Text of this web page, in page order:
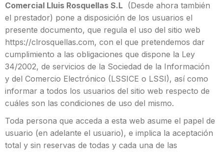
Comercial Lluis Rosquellas S.L (Desde ahora también
el prestador) pone a disposición de los usuarios el
presente documento, que regula el uso del sitio web
https://clrosquellas.com, con el que pretendemos dar
cumplimiento a las obligaciones que dispone la Ley
34/2002, de servicios de la Sociedad de la Información
y del Comercio Electrónico (LSSICE o LSSI), así como
informar a todos los usuarios del sitio web respecto de
cuáles son las condiciones de uso del mismo.
Toda persona que acceda a esta web asume el papel de
usuario (en adelante el usuario), e implica la aceptación
total y sin reservas de todas y cada una de las